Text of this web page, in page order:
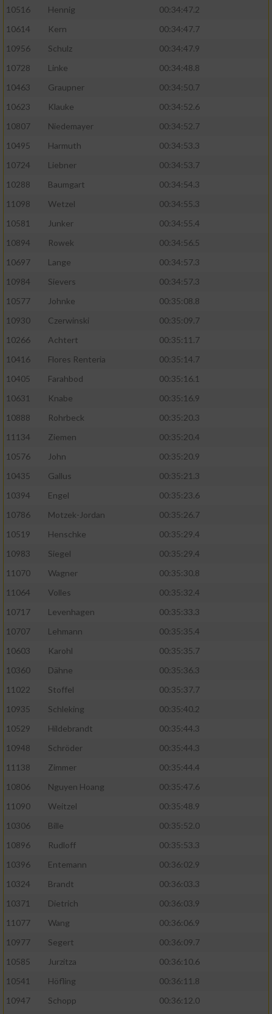
10516 Hennig
00:34:47.2
10614
Kern
00:34:47.7
10956
Schulz
00:34:47.9
10728
Linke
00:34:48.8
10463
Graupner
00:34:50.7
10623
Klauke
00:34:52.6
10807
Niedemayer
00:34:52.7
10495
Harmuth
00:34:53.3
10724
Liebner
00:34:53.7
10288
Baumgart
00:34:54.3
11098
Wetzel
00:34:55.3
10581
Junker
00:34:55.4
10894
Rowek
00:34:56.5
10697
Lange
00:34:57.3
10984
Sievers
00:34:57.3
10577
Johnke
00:35:08.8
10930
Czerwinski
00:35:09.7
10266
Achtert
00:35:11.7
10416
Flores Renteria
00:35:14.7
10405
Farahbod
00:35:16.1
10631
Knabe
00:35:16.9
10888
Rohrbeck
00:35:20.3
11134
Ziemen
00:35:20.4
10576
John
00:35:20.9
10435
Gallus
00:35:21.3
10394
Engel
00:35:23.6
10786
Motzek-Jordan
00:35:26.7
10519
Henschke
00:35:29.4
10983
Siegel
00:35:29.4
11070
Wagner
00:35:30.8
11064
Volles
00:35:32.4
10717
Levenhagen
00:35:33.3
10707
Lehmann
00:35:35.4
10603
Karohl
00:35:35.7
10360
Dähne
00:35:36.3
11022
Stoffel
00:35:37.7
10935
Schleking
00:35:40.2
10529
Hildebrandt
00:35:44.3
10948
Schröder
00:35:44.3
11138
Zimmer
00:35:44.4
10806
Nguyen Hoang
00:35:47.6
11090
Weitzel
00:35:48.9
10306
Bille
00:35:52.0
10896
Rudloff
00:35:53.3
10396
Entemann
00:36:02.9
10324
Brandt
00:36:03.3
10371
Dietrich
00:36:03.9
11077
Wang
00:36:06.9
10977
Segert
00:36:09.7
10585
Jurzitza
00:36:10.6
10541
Höfling
00:36:11.8
10947
Schopp
00:36:12.0